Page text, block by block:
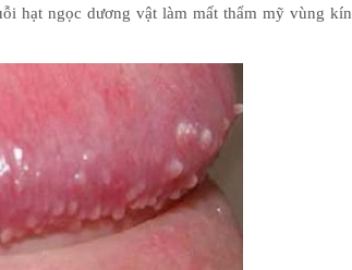
hạt ngọc dương vật làm mất thẩm mỹ vùng kín